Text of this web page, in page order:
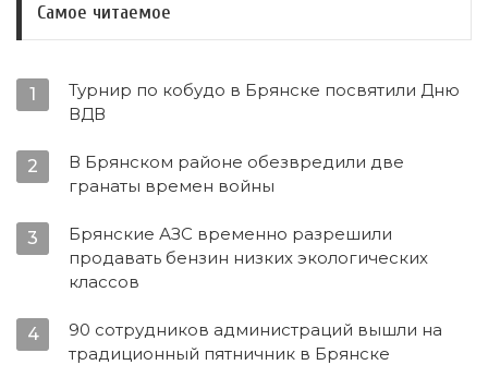
Самое читаемое
1
Турнир по кобудо в Брянске посвятили Дню
ВДВ
2
В Брянском районе обезвредили две
гранаты времен войны
3
Брянские АЗС временно разрешили
продавать бензин низких экологических
классов
4
90 сотрудников администраций вышли на
традиционный пятничник в Брянске